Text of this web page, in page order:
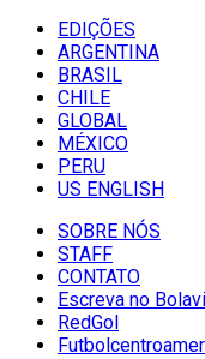
EDIÇÕES
ARGENTINA
BRASIL
CHILE
GLOBAL
MÉXICO
PERU
US ENGLISH
SOBRE NÓS
STAFF
CONTATO
Escreva no
RedGol